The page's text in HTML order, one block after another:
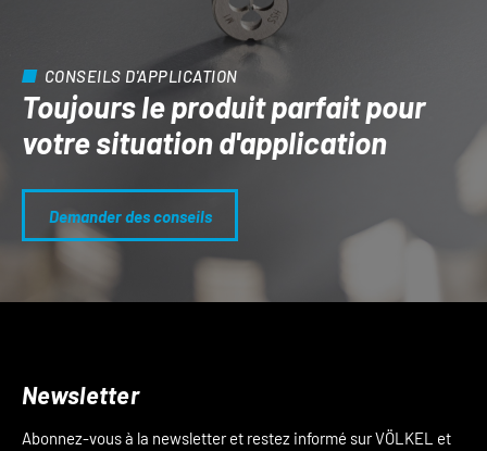
CONSEILS D'APPLICATION
Toujours le produit parfait pour
votre situation d'application
Demander des conseils
Newsletter
Abonnez-vous à la newsletter et restez informé sur VÖLKEL et